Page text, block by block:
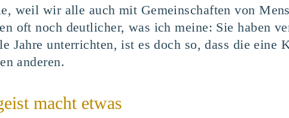
weil wir alle auch mit Gemeinschaften von
oft noch deutlicher, was ich meine: Sie haben
Jahre unterrichten, ist es doch so, dass die eine
anderen.
macht etwas